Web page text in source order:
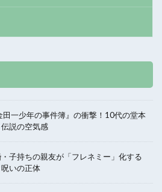
田一少年の事件簿』の衝撃！10代の堂本
説の空気感
子持ちの親友が「フレネミー」化する
いの正体